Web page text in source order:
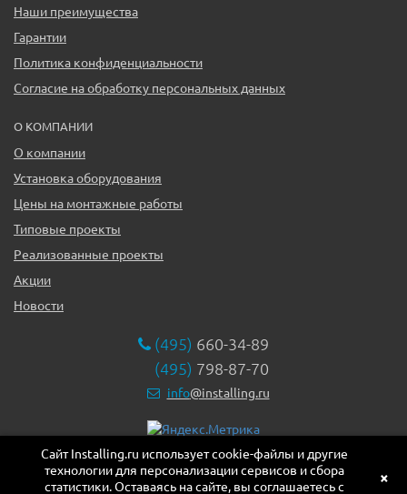
Наши преимущества
Гарантии
Политика конфиденциальности
Согласие на обработку персональных данных
О КОМПАНИИ
О компании
Установка оборудования
Цены на монтажные работы
Типовые проекты
Реализованные проекты
Акции
Новости
(495) 660-34-89
(495) 798-87-70
info@installing.ru
119331, г. Москва ул. Марии Ульяновой дом 17а, этаж 2,
офис 10
Сайт Installing.ru использует cookie-файлы и другие
технологии для персонализации сервисов и сбора
статистики. Оставаясь на сайте, вы соглашаетесь с
×